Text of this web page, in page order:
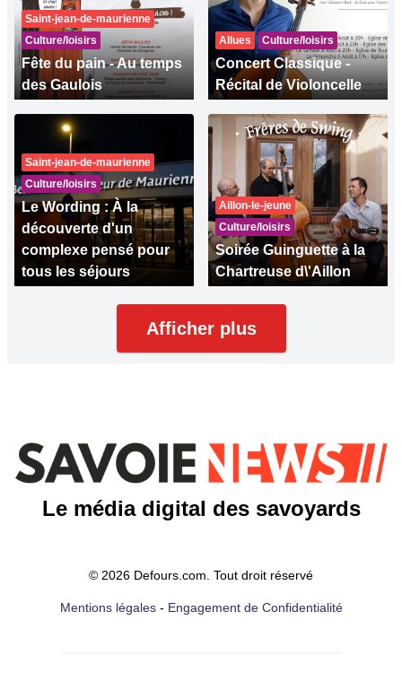
Saint-jean-de-maurienne
Culture/loisirs
Fête du pain - Au temps
des Gaulois
Allues Culture/loisirs
Concert Classique -
Récital de Violoncelle
Saint-jean-de-maurienne
Culture/loisirs
Le Wording : À la
découverte d'un
complexe pensé pour
tous les séjours
Aillon-le-jeune
Culture/loisirs
Soirée Guinguette à la
Chartreuse d\'Aillon
Afficher plus
Le média digital des savoyards
© 2026 Defours.com. Tout droit réservé
Mentions légales- Engagement de Confidentialité